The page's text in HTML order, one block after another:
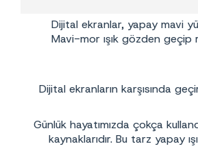
Dijital ekranlar, yapay mavi
Mavi-mor ışık gözden geçip
Dijital ekranların karşısında
Günlük hayatımızda çokça
kaynaklarıdır. Bu tarz yapay